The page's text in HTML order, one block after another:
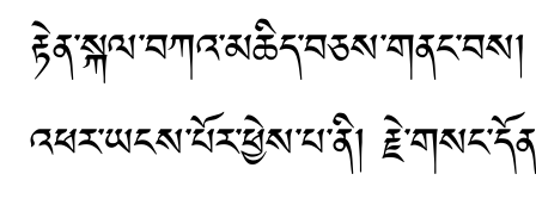
འཕར་ཡངས་པོར་ཕྱེས་པ་ནི།